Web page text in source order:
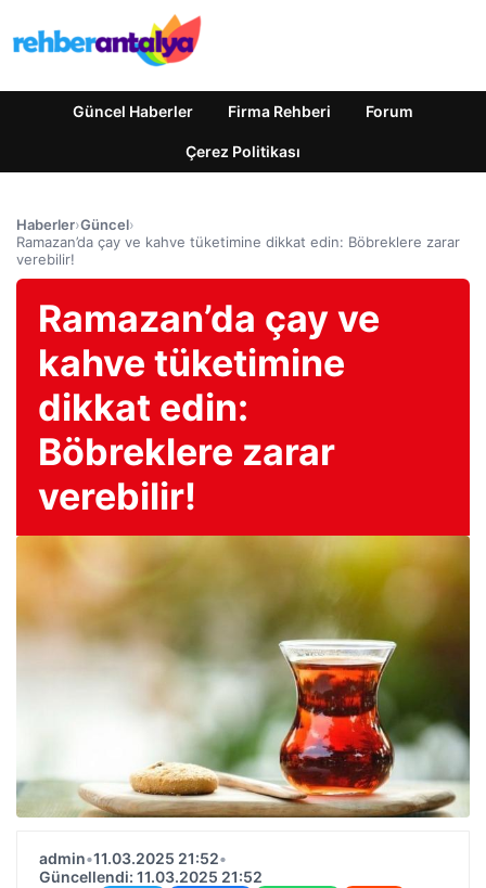
Güncel Haberler Firma Rehberi Forum
Çerez Politikası
Haberler›Güncel›
Ramazan’da çay ve kahve tüketimine dikkat edin: Böbreklere zarar
verebilir!
Ramazan’da çay ve
kahve tüketimine
dikkat edin:
Böbreklere zarar
verebilir!
admin•11.03.2025 21:52•
Güncellendi: 11.03.2025 21:52